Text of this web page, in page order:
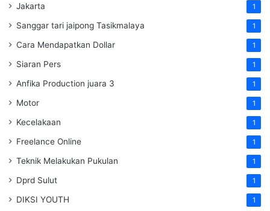
Jakarta 1
Sanggar tari jaipong Tasikmalaya 1
Cara Mendapatkan Dollar 1
Siaran Pers 1
Anfika Production juara 3 1
Motor 1
Kecelakaan 1
Freelance Online 1
Teknik Melakukan Pukulan 1
Dprd Sulut 1
DIKSI YOUTH 1